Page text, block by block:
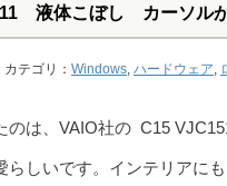
液体こぼし カーソル
カテゴリ： Windows, ハードウェア,
は、VAIO社の C15
しいです。インテリアにも